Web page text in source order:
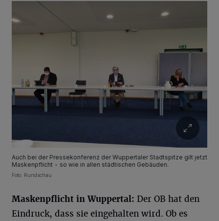
Auch bei der Pressekonferenz der Wuppertaler Stadtspitze gilt jetzt
Maskenpflicht - so wie in allen städtischen Gebäuden.
Foto: Rundschau
Maskenpflicht in Wuppertal: Der OB hat den
Eindruck, dass sie eingehalten wird. Ob es